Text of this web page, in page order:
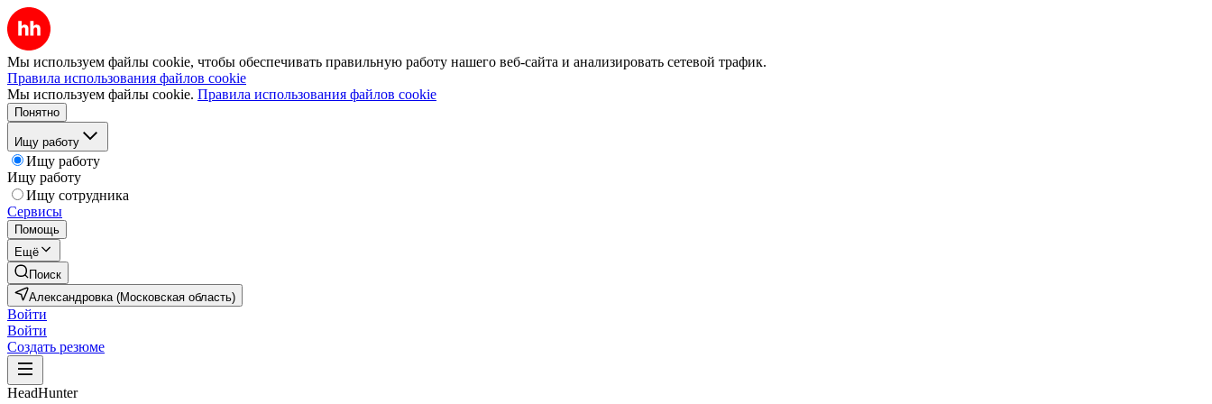
Мы используем файлы cookie, чтобы обеспечивать правильную работу нашего веб-сайта и анализировать сетевой трафик.
Правила использования файлов cookie
Мы используем файлы cookie. Правила использования файлов cookie
Понятно
Ищу работу
Ищу работу
Ищу работу
Ищу сотрудника
Сервисы
Помощь
Ещё
Поиск
Александровка (Московская область)
Войти
Войти
Создать резюме
HeadHunter